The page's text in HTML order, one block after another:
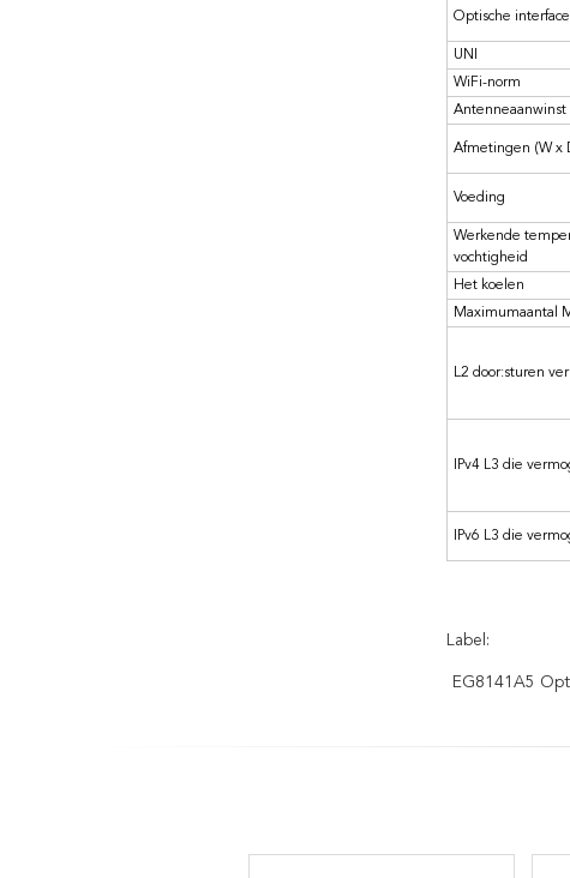
Optische interface
UNI
WiFi-norm
Antenneaanwinst
Afmetingen (W x
Voeding
Werkende
vochtigheid
Het koelen
Maximumaantal
L2 door:sturen
IPv4 L3 die
IPv6 L3 die
Label:
EG8141A5